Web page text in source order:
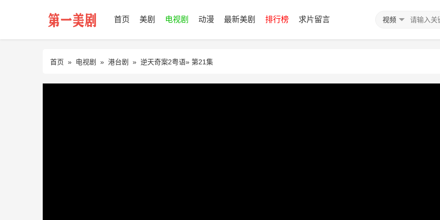
首页 美剧 电视剧 动漫 最新美剧 排行榜 求片留言 视频
首页 » 电视剧 » 港台剧 » 逆天奇案2粤语» 第21集